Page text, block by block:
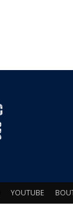
YOUTUBE